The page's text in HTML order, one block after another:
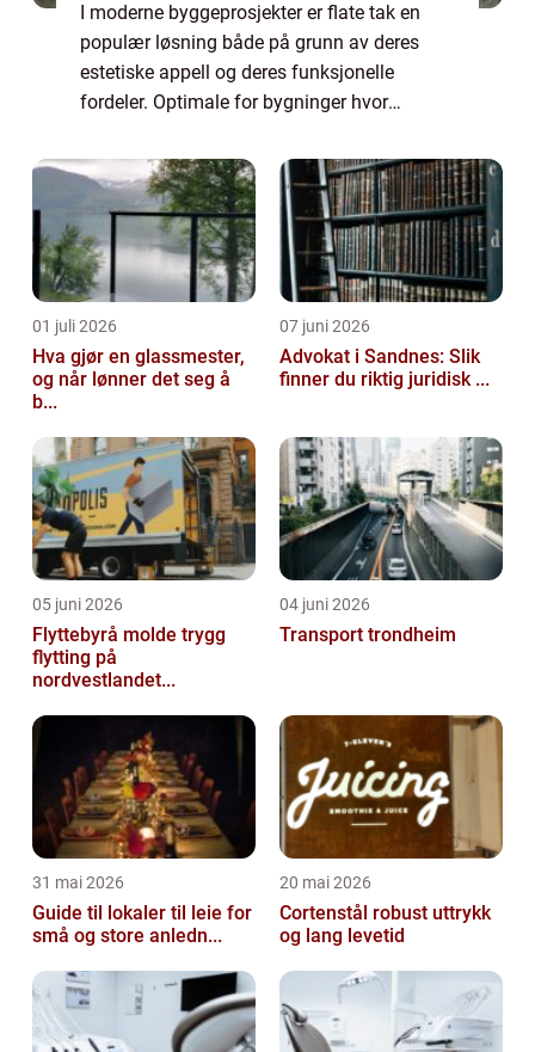
I moderne byggeprosjekter er flate tak en
populær løsning både på grunn av deres
estetiske appell og deres funksjonelle
fordeler. Optimale for bygninger hvor
eller som gr&o...
01 juli 2026
Hva gjør en glassmester,
og når lønner det seg å
b...
07 juni 2026
Advokat i Sandnes: Slik
finner du riktig juridisk ...
05 juni 2026
Flyttebyrå molde trygg
flytting på
nordvestlandet...
04 juni 2026
Transport trondheim
31 mai 2026
Guide til lokaler til leie for
små og store anledn...
20 mai 2026
Cortenstål robust uttrykk
og lang levetid